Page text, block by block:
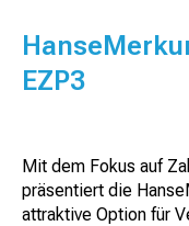
EZP3
Mit dem Fokus auf
präsentiert die
attraktive Option für